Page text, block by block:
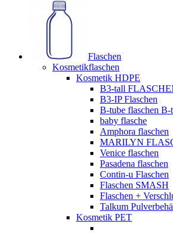
Flaschen
Kosmetikflaschen
Kosmetik HDPE
B3-tall
B3-IP Flaschen
B-tube flaschen B-
baby flasche
Amphora flaschen
MARILYN
Venice flaschen
Pasadena flaschen
Contin-u Flaschen
Flaschen SMASH
Flaschen +
Talkum
Kosmetik PET